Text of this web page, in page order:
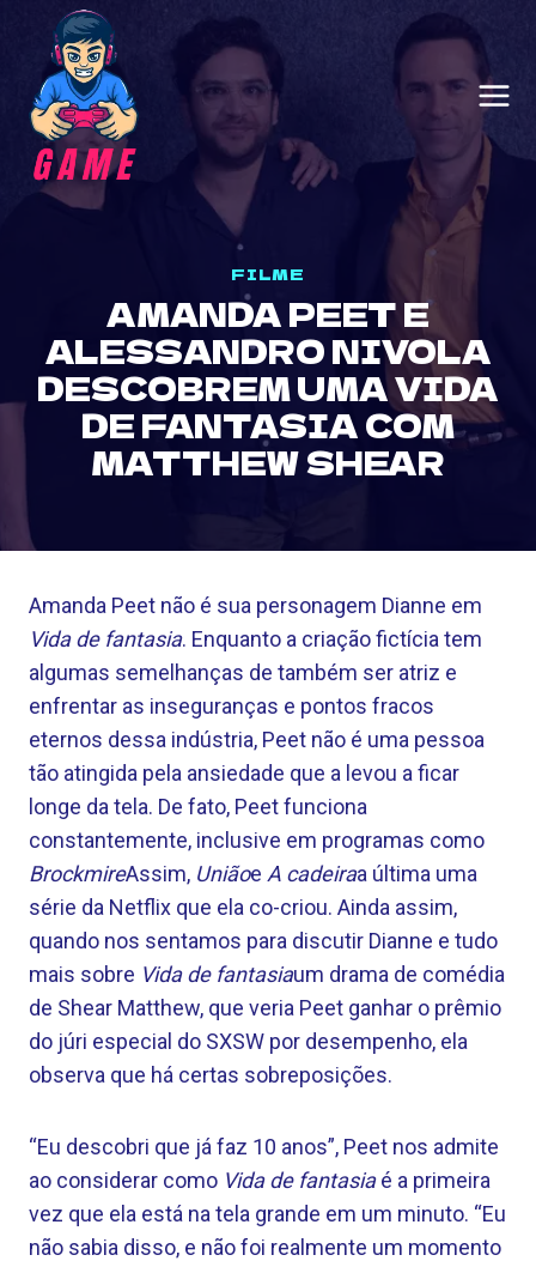
content
FILME
AMANDA PEET E
ALESSANDRO NIVOLA
DESCOBREM UMA VIDA
DE FANTASIA COM
MATTHEW SHEAR
Amanda Peet não é sua personagem Dianne em
Vida de fantasia. Enquanto a criação fictícia tem
algumas semelhanças de também ser atriz e
enfrentar as inseguranças e pontos fracos
eternos dessa indústria, Peet não é uma pessoa
tão atingida pela ansiedade que a levou a ficar
longe da tela. De fato, Peet funciona
constantemente, inclusive em programas como
BrockmireAssim, Uniãoe A cadeiraa última uma
série da Netflix que ela co-criou. Ainda assim,
quando nos sentamos para discutir Dianne e tudo
mais sobre Vida de fantasiaum drama de comédia
de Shear Matthew, que veria Peet ganhar o prêmio
do júri especial do SXSW por desempenho, ela
observa que há certas sobreposições.
“Eu descobri que já faz 10 anos”, Peet nos admite
ao considerar como Vida de fantasiaé a primeira
vez que ela está na tela grande em um minuto. “Eu
não sabia disso, e não foi realmente um momento